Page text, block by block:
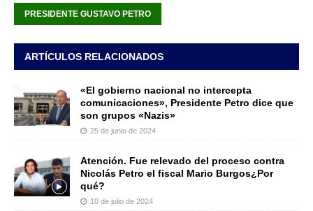
PRESIDENTE GUSTAVO PETRO
ARTÍCULOS RELACIONADOS
«El gobierno nacional no intercepta
comunicaciones», Presidente Petro dice que
son grupos «Nazis»
25 de junio de 2024
Atención. Fue relevado del proceso contra
Nicolás Petro el fiscal Mario Burgos¿Por
qué?
10 de julio de 2024